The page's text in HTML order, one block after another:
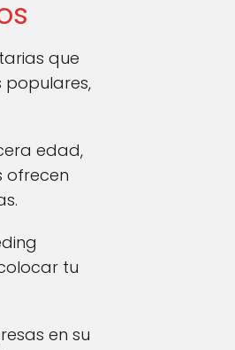
que
populares,
edad,
ofrecen
tu
en su